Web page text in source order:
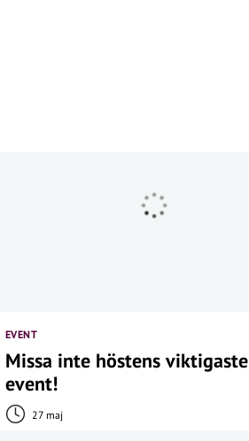
EVENT
Missa inte höstens viktigaste
event!
27 maj